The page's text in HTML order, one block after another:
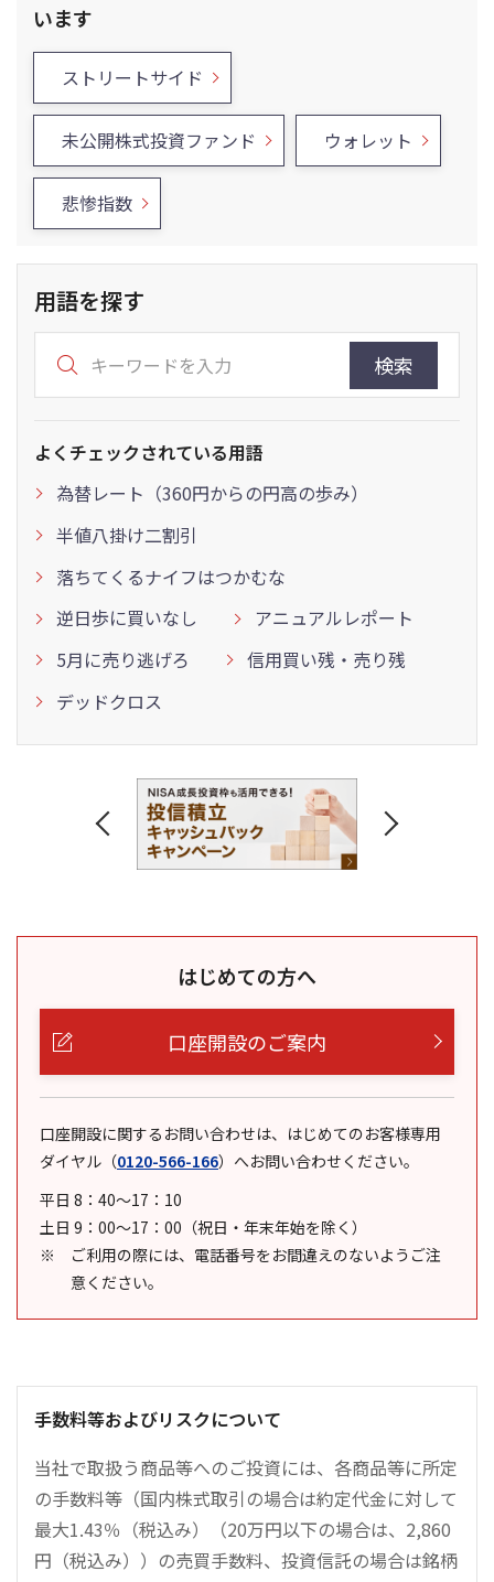
います
ストリートサイド
未公開株式投資ファンド ウォレット
悲惨指数
用語を探す
検索
よくチェックされている用語
為替レート（360円からの円高の歩み）
半値八掛け二割引
落ちてくるナイフはつかむな
逆日歩に買いなし
アニュアルレポート
5月に売り逃げろ
信用買い残・売り残
デッドクロス
はじめての方へ
口座開設のご案内
口座開設に関するお問い合わせは、はじめてのお客様専用
ダイヤル （0120-566-166） へお問い合わせください。
平日 8：40～17：10
土日 9：00～17：00（祝日・年末年始を除く）
ご利用の際には、電話番号をお間違えのないようご注
意ください。
手数料等およびリスクについて
当社で取扱う商品等へのご投資には、各商品等に所定
の手数料等（国内株式取引の場合は約定代金に対して
最大1.43％（税込み）（20万円以下の場合は、2,860
円（税込み））の売買手数料、投資信託の場合は銘柄